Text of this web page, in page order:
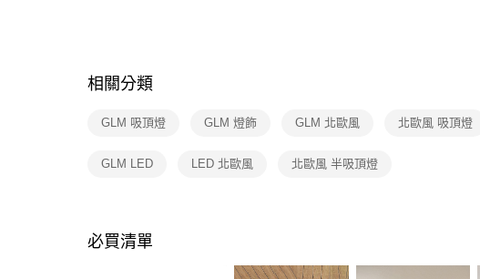
相關分類
GLM 吸頂燈 GLM 燈飾 GLM 北歐風 北歐風 吸頂燈
GLM LED LED 北歐風 北歐風 半吸頂燈
必買清單